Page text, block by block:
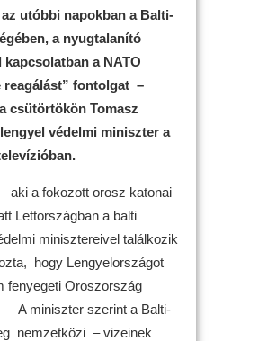
utóbbi napokban a Balti-
a nyugtalanító
kapcsolatban a NATO
reagálást” fontolgat –
csütörtökön Tomasz
védelmi miniszter a
aki a fokozott orosz katonai
Lettországban a balti
minisztereivel találkozik
hogy Lengyelországot
fenyegeti Oroszország
miniszter szerint a Balti-
nemzetközi – vizeinek